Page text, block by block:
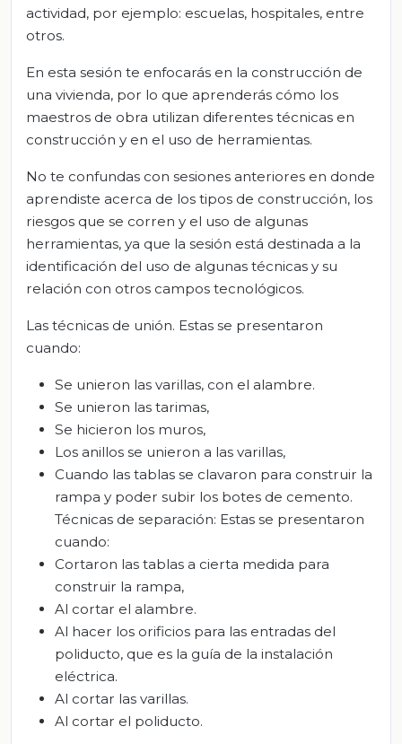
actividad, por ejemplo: escuelas, hospitales, entre
otros.
En esta sesión te enfocarás en la construcción de
una vivienda, por lo que aprenderás cómo los
maestros de obra utilizan diferentes técnicas en
construcción y en el uso de herramientas.
No te confundas con sesiones anteriores en donde
aprendiste acerca de los tipos de construcción, los
riesgos que se corren y el uso de algunas
herramientas, ya que la sesión está destinada a la
identificación del uso de algunas técnicas y su
relación con otros campos tecnológicos.
Las técnicas de unión. Estas se presentaron
cuando:
Se unieron las varillas, con el alambre.
Se unieron las tarimas,
Se hicieron los muros,
Los anillos se unieron a las varillas,
Cuando las tablas se clavaron para construir la
rampa y poder subir los botes de cemento.
Técnicas de separación: Estas se presentaron
cuando:
Cortaron las tablas a cierta medida para
construir la rampa,
Al cortar el alambre.
Al hacer los orificios para las entradas del
poliducto, que es la guía de la instalación
eléctrica.
Al cortar las varillas.
Al cortar el poliducto.